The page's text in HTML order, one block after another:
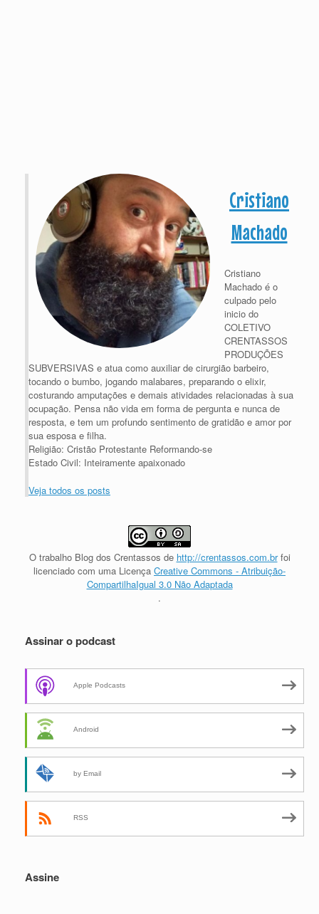
Cristiano
Machado
Cristiano
Machado é o
culpado pelo
inicio do
COLETIVO
CRENTASSOS
PRODUÇÕES
SUBVERSIVAS e atua como auxiliar de cirurgião barbeiro,
tocando o bumbo, jogando malabares, preparando o elixir,
costurando amputações e demais atividades relacionadas à sua
ocupação. Pensa não vida em forma de pergunta e nunca de
resposta, e tem um profundo sentimento de gratidão e amor por
sua esposa e filha.
Religião: Cristão Protestante Reformando-se
Estado Civil: Inteiramente apaixonado
Veja todos os posts
O trabalho Blog dos Crentassos de http://crentassos.com.brfoi
licenciado com uma Licença Creative Commons - Atribuição-
CompartilhaIgual 3.0 Não Adaptada
.
Assinar o podcast
Apple Podcasts
Android
by Email
RSS
Assine